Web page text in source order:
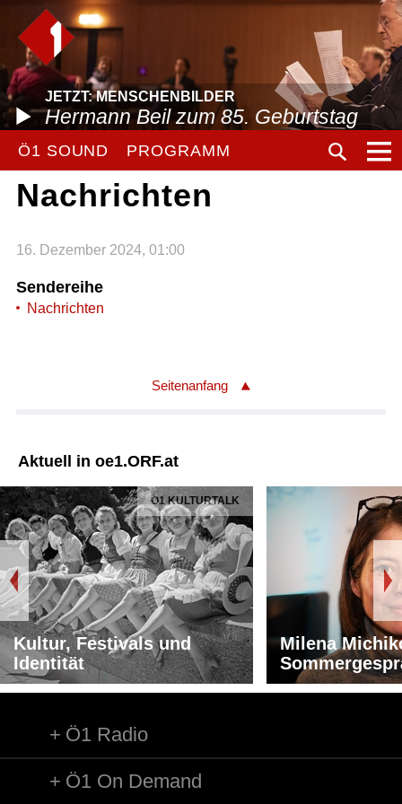
JETZT: MENSCHENBILDER
Hermann Beil zum 85. Geburtstag
Ö1 SOUND PROGRAMM
Nachrichten
16. Dezember 2024, 01:00
Sendereihe
Nachrichten
Seitenanfang
Aktuell in oe1.ORF.at
Ö1 KULTURTALK
Kultur, Festivals und
Identität
Milena
Ö1 Radio
Ö1 On Demand